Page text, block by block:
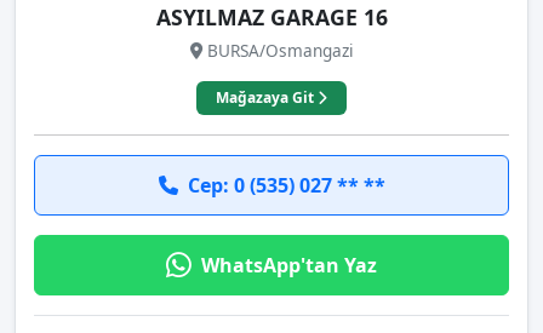
ASYILMAZ GARAGE 16
BURSA/Osmangazi
Mağazaya Git
Cep: 0 (535) 027 ** **
WhatsApp'tan Yaz